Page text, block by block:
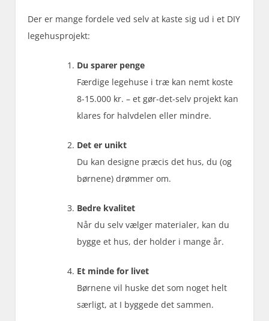
Der er mange fordele ved selv at kaste sig ud i et DIY
legehusprojekt:
Du sparer penge
Færdige legehuse i træ kan nemt koste
8-15.000 kr. – et gør-det-selv projekt kan
klares for halvdelen eller mindre.
Det er unikt
Du kan designe præcis det hus, du (og
børnene) drømmer om.
Bedre kvalitet
Når du selv vælger materialer, kan du
bygge et hus, der holder i mange år.
Et minde for livet
Børnene vil huske det som noget helt
særligt, at I byggede det sammen.